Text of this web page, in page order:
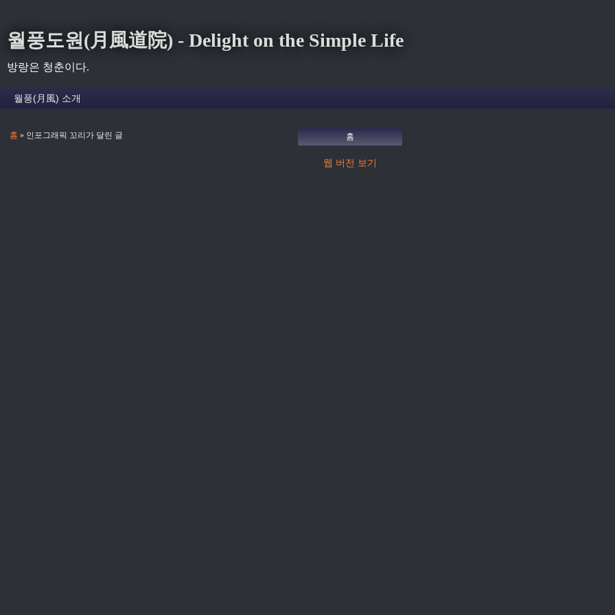
월풍도원(月風道院) - Delight on the Simple Life
방랑은 청춘이다.
홈 » 인포그래픽 꼬리가 달린 글 홈
웹 버전 보기